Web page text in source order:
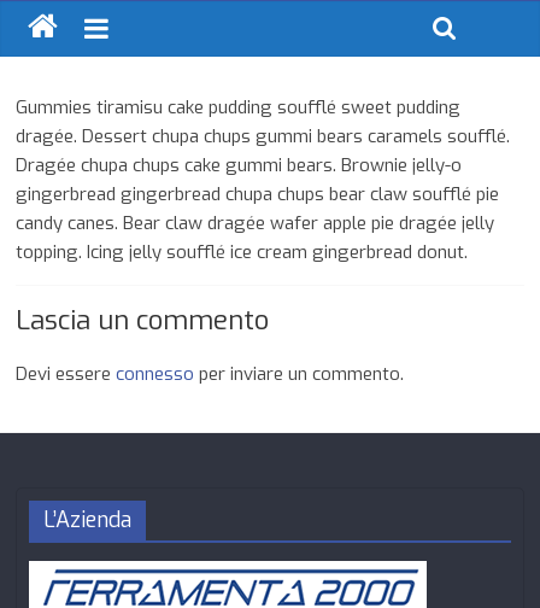
Gummies tiramisu cake pudding soufflé sweet pudding
dragée. Dessert chupa chups gummi bears caramels soufflé.
Dragée chupa chups cake gummi bears. Brownie jelly-o
gingerbread gingerbread chupa chups bear claw soufflé pie
candy canes. Bear claw dragée wafer apple pie dragée jelly
topping. Icing jelly soufflé ice cream gingerbread donut.
Lascia un commento
Devi essereconnesso per inviare un commento.
L’Azienda